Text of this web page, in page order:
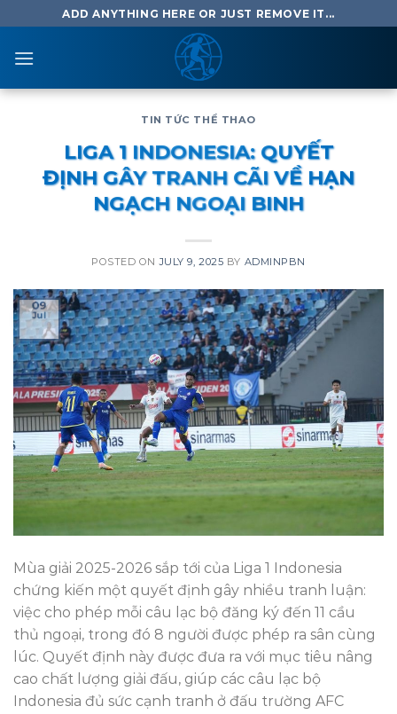
to
content
ADD ANYTHING HERE OR JUST REMOVE IT...
TIN TỨC THỂ THAO
LIGA 1 INDONESIA: QUYẾT
ĐỊNH GÂY TRANH CÃI VỀ HẠN
NGẠCH NGOẠI BINH
POSTED ONJULY 9, 2025 BY ADMINPBN
09
Jul
Mùa giải 2025-2026 sắp tới của Liga 1 Indonesia
chứng kiến một quyết định gây nhiều tranh luận:
việc cho phép mỗi câu lạc bộ đăng ký đến 11 cầu
thủ ngoại, trong đó 8 người được phép ra sân cùng
lúc. Quyết định này được đưa ra với mục tiêu nâng
cao chất lượng giải đấu, giúp các câu lạc bộ
Indonesia đủ sức cạnh tranh ở đấu trường AFC